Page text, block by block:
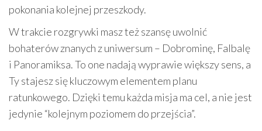
pokonania kolejnej przeszkody.
W trakcie rozgrywki masz też szansę uwolnić
bohaterów znanych z uniwersum – Dobrominę, Falbalę
i Panoramiksa. To one nadają wyprawie większy sens, a
Ty stajesz się kluczowym elementem planu
ratunkowego. Dzięki temu każda misja ma cel, a nie jest
jedynie “kolejnym poziomem do przejścia”.